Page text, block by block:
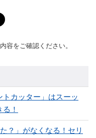
容をご確認ください。
カッター」はスーッ
！
？」がなくなる！セリ